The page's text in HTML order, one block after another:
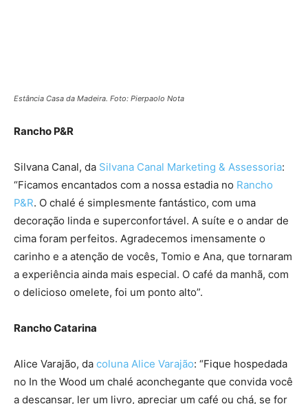
Estância Casa da Madeira. Foto: Pierpaolo Nota
Rancho P&R
Silvana Canal, da Silvana Canal Marketing & Assessoria:
“Ficamos encantados com a nossa estadia no Rancho
P&R. O chalé é simplesmente fantástico, com uma
decoração linda e superconfortável. A suíte e o andar de
cima foram perfeitos. Agradecemos imensamente o
carinho e a atenção de vocês, Tomio e Ana, que tornaram
a experiência ainda mais especial. O café da manhã, com
o delicioso omelete, foi um ponto alto”.
Rancho Catarina
Alice Varajão, da coluna Alice Varajão: “Fique hospedada
no In the Wood um chalé aconchegante que convida você
a descansar, ler um livro, apreciar um café ou chá, se for